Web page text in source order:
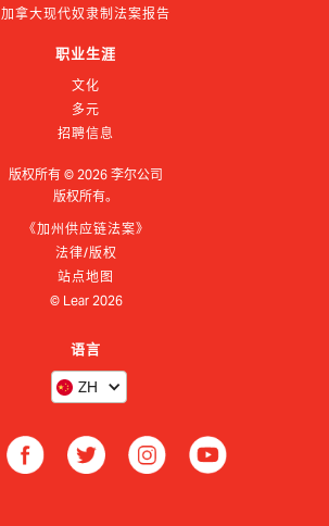
加拿大现代奴隶制法案报告
职业生涯
文化
多元
招聘信息
版权所有 © 2026 李尔公司
版权所有。
《加州供应链法案》
法律/版权
站点地图
© Lear 2026
语言
ZH